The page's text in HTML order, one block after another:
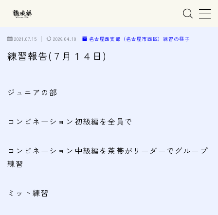
MENU
親子で学ぶ空手
練習会場
名古屋市西区の道場
高蔵寺の道場
2021.07.15 2026.04.10 名古屋西支部（名古屋市西区）練習の様子
練習報告(７月１４日)
ジュニアの部
コンビネーション初級編を全員で
コンビネーション中級編を茶帯がリーダーでグループ
練習
ミット練習